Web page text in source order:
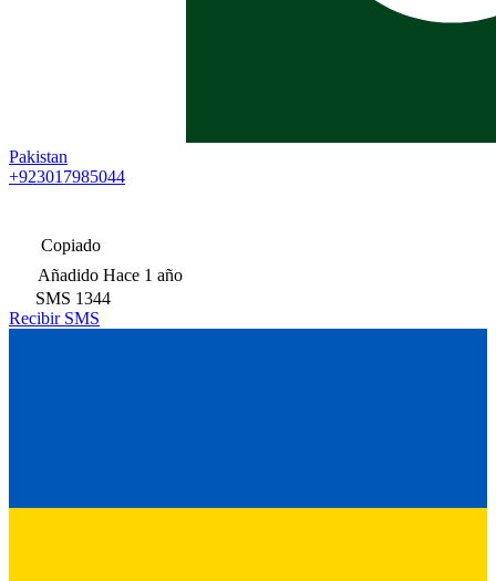
Pakistan
+923017985044
Copiado
Añadido Hace 1 año
SMS 1344
Recibir SMS